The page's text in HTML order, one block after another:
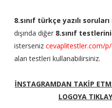
8.sınıf türkçe yazılı soruları
dışında diğer 8.sınıf testlerini
isterseniz cevaplitestler.com/
alan testleri kullanabilirsiniz.
İNSTAGRAMDAN TAKİP
LOGOYA